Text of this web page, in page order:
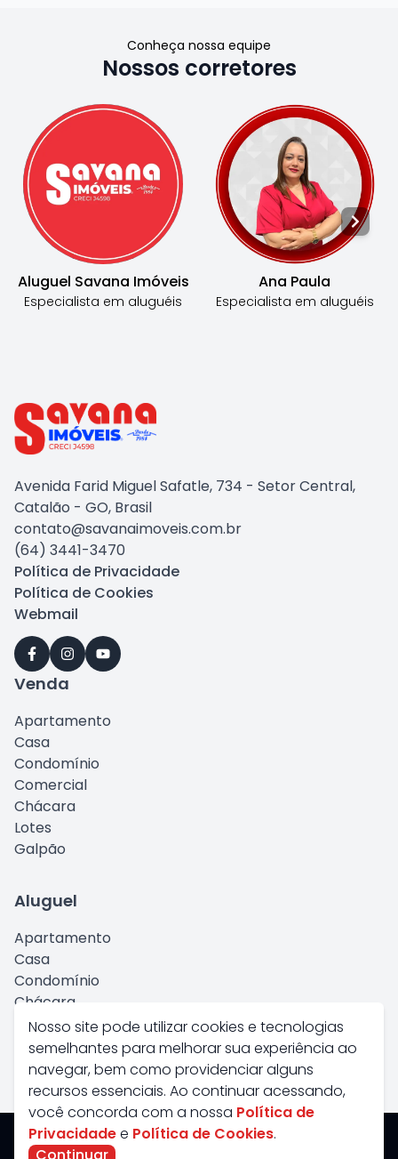
Conheça nossa equipe
Nossos corretores
Aluguel Savana Imóveis
Especialista em aluguéis
Ana Paula
Especialista em aluguéis
Nosso site pode utilizar cookies e tecnologias
semelhantes para melhorar sua experiência ao
navegar, bem como providenciar alguns
recursos essenciais. Ao continuar acessando,
você concorda com a nossa Política de
Privacidadee Política de Cookies.
Avenida Farid Miguel Safatle, 734 - Setor Central,
Catalão - GO, Brasil
contato@savanaimoveis.com.br
(64) 3441-3470
Política de Privacidade
Política de Cookies
Webmail
Venda
Apartamento
Casa
Condomínio
Comercial
Chácara
Lotes
Galpão
Aluguel
Apartamento
Casa
Condomínio
Chácara
Comercial
Kitnet
Galpão
Savana Imoveis - Todos os Direitos Reservados